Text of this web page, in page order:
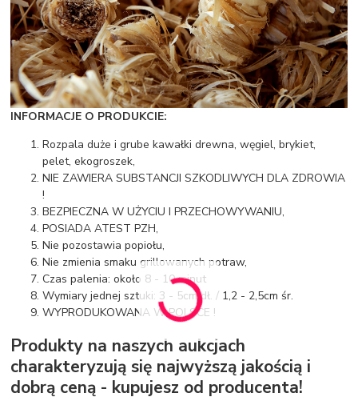
INFORMACJE O PRODUKCIE:
Rozpala duże i grube kawałki drewna, węgiel, brykiet,
pelet, ekogroszek,
NIE ZAWIERA SUBSTANCJI SZKODLIWYCH DLA ZDROWIA
!
BEZPIECZNA W UŻYCIU I PRZECHOWYWANIU,
POSIADA ATEST PZH,
Nie pozostawia popiołu,
Nie zmienia smaku grillowanych potraw,
Czas palenia: około 8 - 10 minut
Wymiary jednej sztuki: 3 - 5cm dł. / 1,2 - 2,5cm śr.
WYPRODUKOWANA W POLSCE !
Produkty na naszych aukcjach
charakteryzują się najwyższą jakością i
dobrą ceną - kupujesz od producenta!